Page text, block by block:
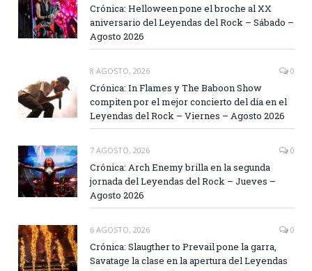
Crónica: Helloween pone el broche al XX
aniversario del Leyendas del Rock – Sábado –
Agosto 2026
8 AGOSTO, 2026 0
Crónica: In Flames y The Baboon Show
compiten por el mejor concierto del día en el
Leyendas del Rock – Viernes – Agosto 2026
7 AGOSTO, 2026 0
Crónica: Arch Enemy brilla en la segunda
jornada del Leyendas del Rock – Jueves –
Agosto 2026
6 AGOSTO, 2026 0
Crónica: Slaugther to Prevail pone la garra,
Savatage la clase en la apertura del Leyendas